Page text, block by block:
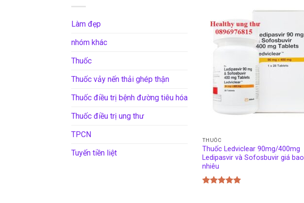
Làm đẹp
nhóm khác
Thuốc
Thuốc vảy nến thải ghép thận
Thuốc điều trị bệnh đường tiêu hóa
Thuốc điều trị ung thư
TPCN
Tuyến tiền liệt
THUỐC
Thuốc Ledviclear 90mg/400mg
Ledipasvir và Sofosbuvir giá bao
nhiêu